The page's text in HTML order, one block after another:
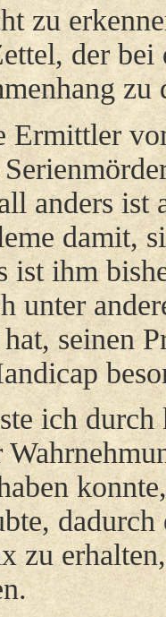
zu
der bei
Ermittler
anders ist
damit,
ist ihm
unter
seinen
ich
dadurch
zu